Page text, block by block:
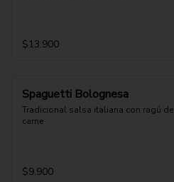
$13.900
Spaguetti Bolognesa
Tradicional salsa italiana con ragú de
carne
$9.900